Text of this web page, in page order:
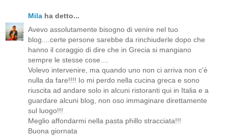
Mila ha detto...
Avevo assolutamente bisogno di venire nel tuo
blog....certe persone sarebbe da rinchiuderle dopo che
hanno il coraggio di dire che in Grecia si mangiano
sempre le stesse cose....
Volevo intervenire, ma quando uno non ci arriva non c'è
nulla da fare!!!! Io mi perdo nella cucina greca e sono
riuscita ad andare solo in alcuni ristoranti qui in Italia e a
guardare alcuni blog, non oso immaginare direttamente
sul luogo!!!
Meglio affondarmi nella pasta phillo stracciata!!!
Buona giornata